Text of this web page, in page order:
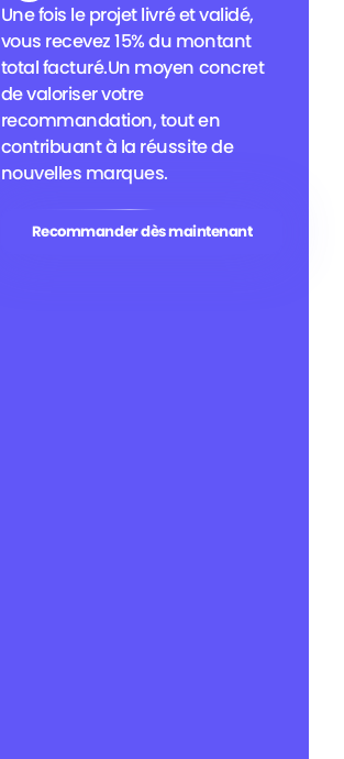
Une fois le projet livré et validé,
vous recevez 15% du montant
total facturé.Un moyen concret
de valoriser votre
recommandation, tout en
contribuant à la réussite de
nouvelles marques.
Recommander dès maintenant
Recommander dès maintenant